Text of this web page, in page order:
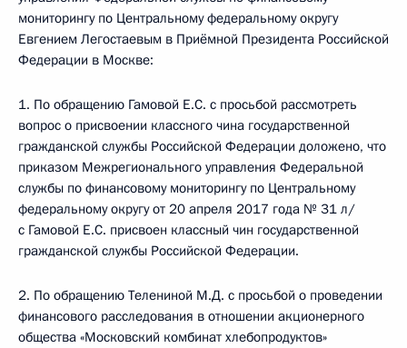
мониторингу по Центральному федеральному округу
Евгением Легостаевым в Приёмной Президента Российской
Федерации в Москве:
1. По обращению Гамовой Е.С. с просьбой рассмотреть
вопрос о присвоении классного чина государственной
гражданской службы Российской Федерации доложено, что
приказом Межрегионального управления Федеральной
службы по финансовому мониторингу по Центральному
федеральному округу от 20 апреля 2017 года № 31 л/
с Гамовой Е.С. присвоен классный чин государственной
гражданской службы Российской Федерации.
2. По обращению Телениной М.Д. с просьбой о проведении
финансового расследования в отношении акционерного
общества «Московский комбинат хлебопродуктов»